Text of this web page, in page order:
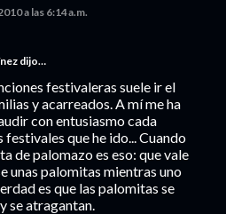
a las 6:14 a.m.
dijo…
festivaleras suele ir el
y acarreados. A mí me ha
con entusiasmo cada
que he ido... Cuando
de palomazo es eso: que vale
unas palomitas mientras uno
es que las palomitas se
se atragantan.